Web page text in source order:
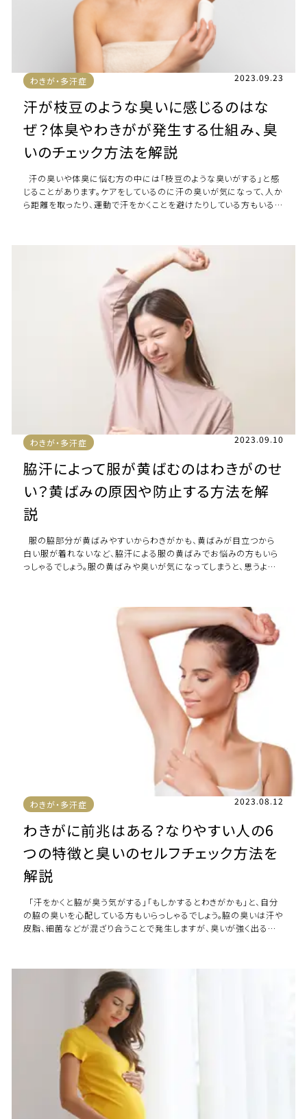
わきが・多汗症 2023.09.23
汗が枝豆のような臭いに感じるのはな
ぜ？体臭やわきがが発生する仕組み、臭
いのチェック方法を解説
汗の臭いや体臭に悩む方の中には「枝豆のような臭いがする」と感
じることがあります。ケアをしているのに汗の臭いが気になって、人か
ら距離を取ったり、運動で汗をかくことを避けたりしている方もいるで
わきが・多汗症 2023.09.10
脇汗によって服が黄ばむのはわきがのせ
い？黄ばみの原因や防止する方法を解
説
服の脇部分が黄ばみやすいからわきがかも、黄ばみが目立つから
白い服が着れないなど、脇汗による服の黄ばみでお悩みの方もいら
っしゃるでしょう。服の黄ばみや臭いが気になってしまうと、思うよう
わきが・多汗症 2023.08.12
わきがに前兆はある？なりやすい人の6
つの特徴と臭いのセルフチェック方法を
解説
「汗をかくと脇が臭う気がする」「もしかするとわきがかも」と、自分
の脇の臭いを心配している方もいらっしゃるでしょう。脇の臭いは汗や
皮脂、細菌などが混ざり合うことで発生しますが、臭いが強く出る人